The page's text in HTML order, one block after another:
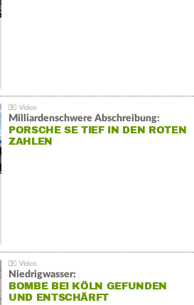
Milliardenschwere Abschreibung:
PORSCHE SE TIEF IN DEN ROTEN
ZAHLEN
Niedrigwasser:
BOMBE BEI KÖLN GEFUNDEN
UND ENTSCHÄRFT